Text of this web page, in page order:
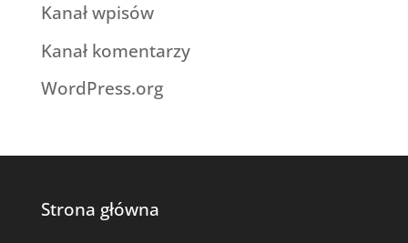
Kanał wpisów
Kanał komentarzy
WordPress.org
Strona główna